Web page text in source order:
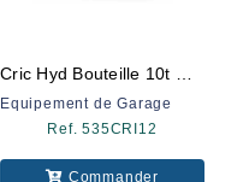
Equipement de Garage
Ref. 535CRI12
Commander